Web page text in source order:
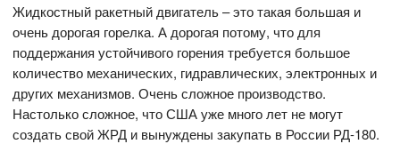
Жидкостный ракетный двигатель – это такая большая и
очень дорогая горелка. А дорогая потому, что для
поддержания устойчивого горения требуется большое
количество механических, гидравлических, электронных и
других механизмов. Очень сложное производство.
Настолько сложное, что США уже много лет не могут
создать свой ЖРД и вынуждены закупать в России РД-180.